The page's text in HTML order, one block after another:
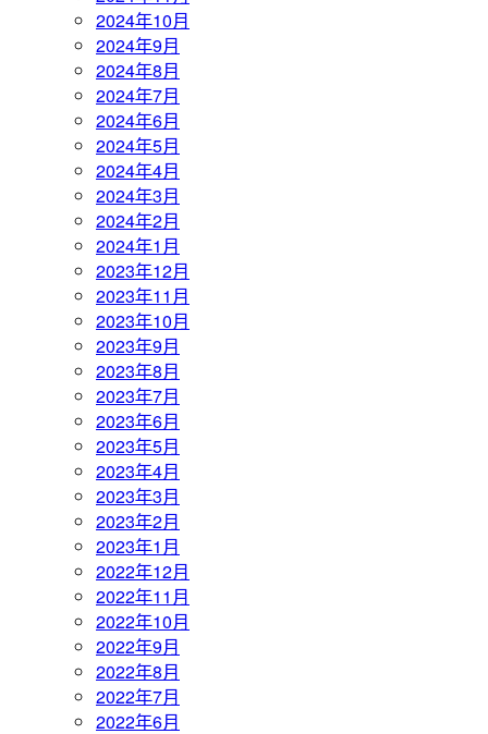
2024年10月
2024年9月
2024年8月
2024年7月
2024年6月
2024年5月
2024年4月
2024年3月
2024年2月
2024年1月
2023年12月
2023年11月
2023年10月
2023年9月
2023年8月
2023年7月
2023年6月
2023年5月
2023年4月
2023年3月
2023年2月
2023年1月
2022年12月
2022年11月
2022年10月
2022年9月
2022年8月
2022年7月
2022年6月